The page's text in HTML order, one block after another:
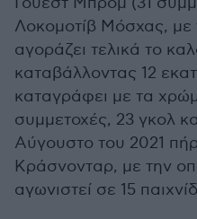
Λοκομοτίβ Μόσχας,
αγοράζει τελικά το
καταβάλλοντας 12
καταγράφει με τα
συμμετοχές, 23 γκολ
Αύγουστο του 2021
Κράσνονταρ, με την
αγωνιστεί σε 15